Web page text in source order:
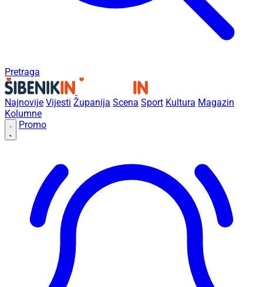
Pretraga
Najnovije Vijesti Županija Scena Sport Kultura Magazin
Kolumne
Promo